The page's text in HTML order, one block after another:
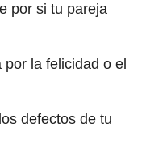
por si tu pareja
la felicidad o el
defectos de tu